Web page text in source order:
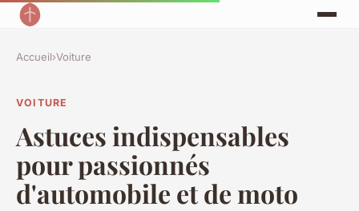
Accueil›Voiture
VOITURE
Astuces indispensables
pour passionnés
d'automobile et de moto